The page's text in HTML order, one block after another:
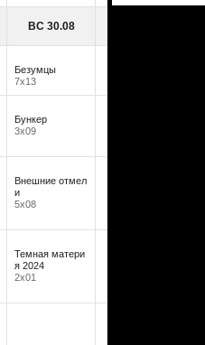
ВС 30.08
Безумцы
7х13
Бункер
3х09
Внешние отмел
и
5х08
Темная матери
я 2024
2х01